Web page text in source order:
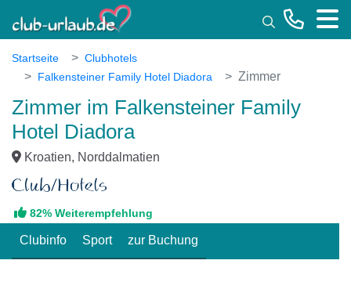
Startseite
Clubhotels
Falkensteiner Family Hotel Diadora
Zimmer
Zimmer im Falkensteiner Family
Hotel Diadora
Kroatien, Norddalmatien
82% Weiterempfehlung
Clubinfo Sport zur Buchung